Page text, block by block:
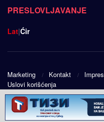
PRESLOVLJAVANJE
Lat|Ćir
Marketing Kontakt
Uslovi korišćenja
© 2025Srpski ugao - Design by